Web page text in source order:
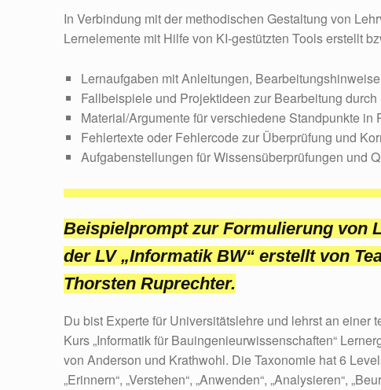
In Verbindung mit der methodischen Gestaltung von
Lernelemente mit Hilfe von KI-gestützten Tools erstellt
Lernaufgaben mit Anleitungen,
Fallbeispiele und Projektideen zur Bearbeitung
Material/Argumente für verschiedene Standpunkte in
Fehlertexte oder Fehlercode zur Überprüfung und
Aufgabenstellungen für Wissensüberprüfungen und
Beispielprompt zur Formulierung von
der LV „Informatik BW“ erstellt von
Thorsten Ruprechter.
Du bist Experte für Universitätslehre und lehrst an einer
Kurs „Informatik für Bauingenieurwissenschaften“
von Anderson und Krathwohl. Die Taxonomie hat 6
„Erinnern“, „Verstehen“, „Anwenden“, „Analysieren“,